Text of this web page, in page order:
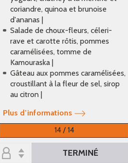
coriandre, quinoa et brunoise
d'ananas |
Salade de choux-fleurs, céleri-
rave et carotte rôtis, pommes
caramélisées, tomme de
Kamouraska |
Gâteau aux pommes caramélisées,
croustillant à la fleur de sel, sirop
au citron |
Plus d’informations
14 / 14
TERMINÉ